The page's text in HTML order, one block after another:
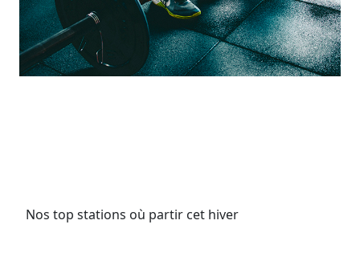
Nos top stations où partir cet hiver